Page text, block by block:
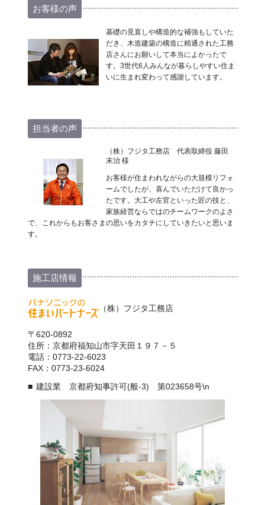
お客様の声
基礎の見直しや構造的な補強もしていた
だき、木造建築の構造に精通された工務
店さんにお願いして本当によかったで
す。3世代6人みんなが暮らしやすい住ま
いに生まれ変わって感謝しています。
担当者の声
（株）フジタ工務店 代表取締役 藤田
末治 様
お客様が住まわれながらの大規模リフォ
ームでしたが、喜んでいただけて良かっ
たです。大工や左官といった匠の技と、
家族経営ならではのチームワークのよさ
で、これからもお客さまの思いをカタチにしていきたいと思いま
す。
施工店情報
（株）フジタ工務店
〒620-0892
住所：京都府福知山市字天田１９７－５
電話：0773-22-6023
FAX：0773-23-6024
建設業 京都府知事許可(般-3) 第023658号\n